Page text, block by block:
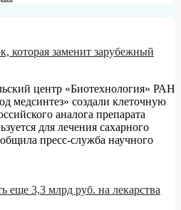
которая заменит зарубежный
центр «Биотехнология» РАН
медсинтез» создали клеточную
аналога препарата
для лечения сахарного
пресс-служба научного
еще 3,3 млрд руб. на лекарства